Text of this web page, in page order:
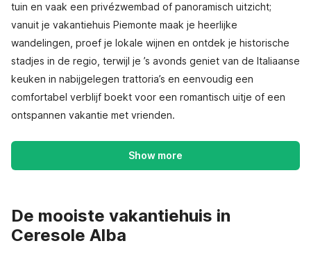
tuin en vaak een privézwembad of panoramisch uitzicht;
vanuit je vakantiehuis Piemonte maak je heerlijke
wandelingen, proef je lokale wijnen en ontdek je historische
stadjes in de regio, terwijl je ’s avonds geniet van de Italiaanse
keuken in nabijgelegen trattoria’s en eenvoudig een
comfortabel verblijf boekt voor een romantisch uitje of een
ontspannen vakantie met vrienden.
Show more
De mooiste vakantiehuis in
Ceresole Alba